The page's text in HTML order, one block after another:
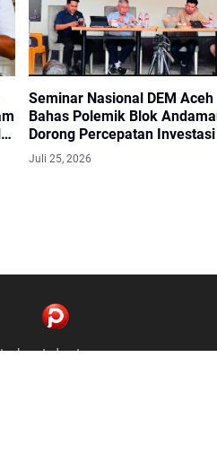
Seminar Nasional DEM Aceh
Bahas Polemik Blok
Dorong Percepatan Investasi
Hilirisasi
Juli 25, 2026
akurat, dan terpercaya.